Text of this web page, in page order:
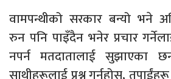
वामपन्थीको सरकार बन्यो भने
रुन पनि पाइँदैन भनेर प्रचार गर्नेलाई
नपर्न मतदातालाई सुझाएका